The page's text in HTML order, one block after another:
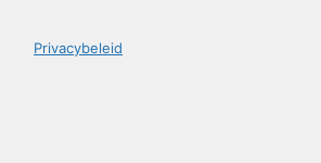
Privacybeleid